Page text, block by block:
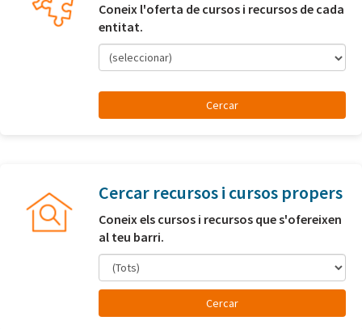
Coneix l'oferta de cursos i recursos de cada
entitat.
(seleccionar)
Cercar recursos i cursos propers
Coneix els cursos i recursos que s'ofereixen
al teu barri.